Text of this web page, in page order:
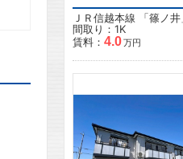
ＪＲ信越本線 「篠ノ井
間取り：1K
賃料： 4.0万円